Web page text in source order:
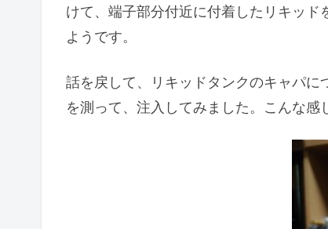
けて、端子部分付近に付着したリキッ
ようです。
話を戻して、リキッドタンクのキャパに
を測って、注入してみました。こんな感